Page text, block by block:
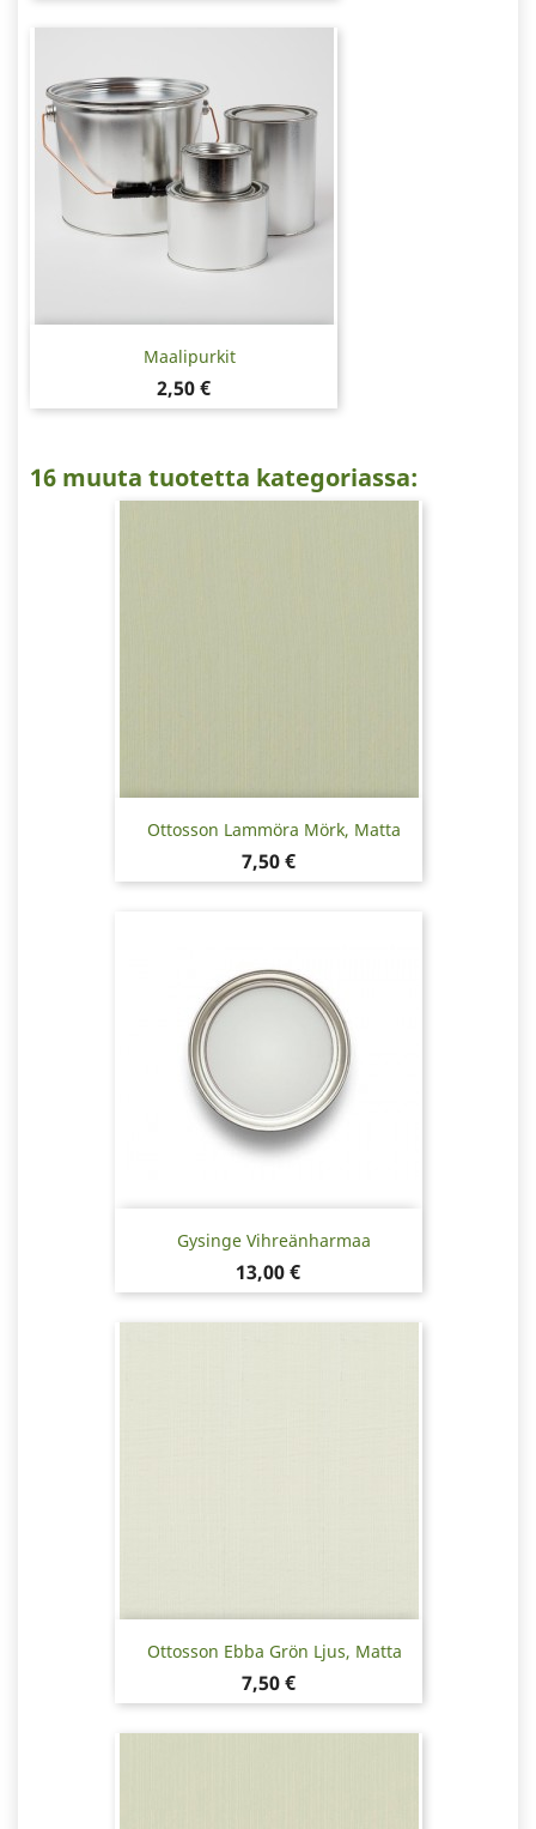
Maalipurkit
Hinta
2,50 €
16 muuta tuotetta kategoriassa:
Ottosson Lammöra Mörk, Matta
Hinta
7,50 €
Gysinge Vihreänharmaa
Hinta
13,00 €
Ottosson Ebba Grön Ljus, Matta
Hinta
7,50 €